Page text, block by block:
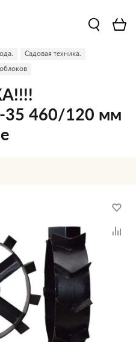
Садовая техника.
35 460/120 мм